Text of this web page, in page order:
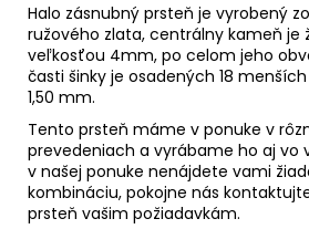
Halo zásnubný prsteň je vyrobený
ružového zlata, centrálny kameň je
veľkosťou 4mm, po celom jeho
časti šinky je osadených 18
1,50 mm.
Tento prsteň máme v ponuke v
prevedeniach a vyrábame ho aj vo
v našej ponuke nenájdete vami
kombináciu, pokojne nás
prsteň vašim požiadavkám.